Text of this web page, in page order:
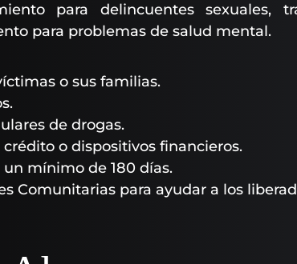
para delincuentes sexuales,
para problemas de salud mental.
o sus familias.
de drogas.
o dispositivos financieros.
mínimo de 180 días.
Comunitarias para ayudar a los